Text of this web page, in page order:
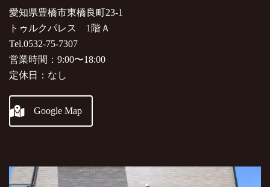
愛知県豊橋市東橋良町23-1
トゥルクパレス 1階Ａ
Tel.0532-75-7307
営業時間：9:00〜18:00
定休日：なし
Google Map